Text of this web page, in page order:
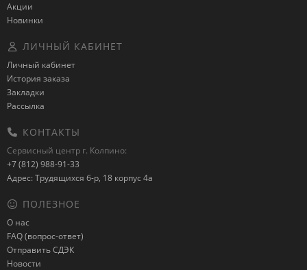
Акции
Новинки
ЛИЧНЫЙ КАБИНЕТ
Личный кабинет
История заказа
Закладки
Рассылка
КОНТАКТЫ
Сервисный центр г. Колпино:
+7 (812) 988-91-33
Адрес: Трудящихся б-р, 18 корпус 4а
ПОЛЕЗНОЕ
О нас
FAQ (вопрос-ответ)
Отправить СДЭК
Новости